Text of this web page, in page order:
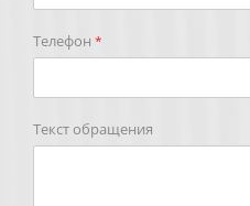
Телефон *
Текст обращения